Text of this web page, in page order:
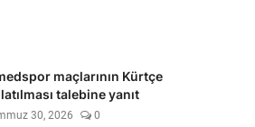
maçlarının Kürtçe
talebine yanıt
30, 2026 0